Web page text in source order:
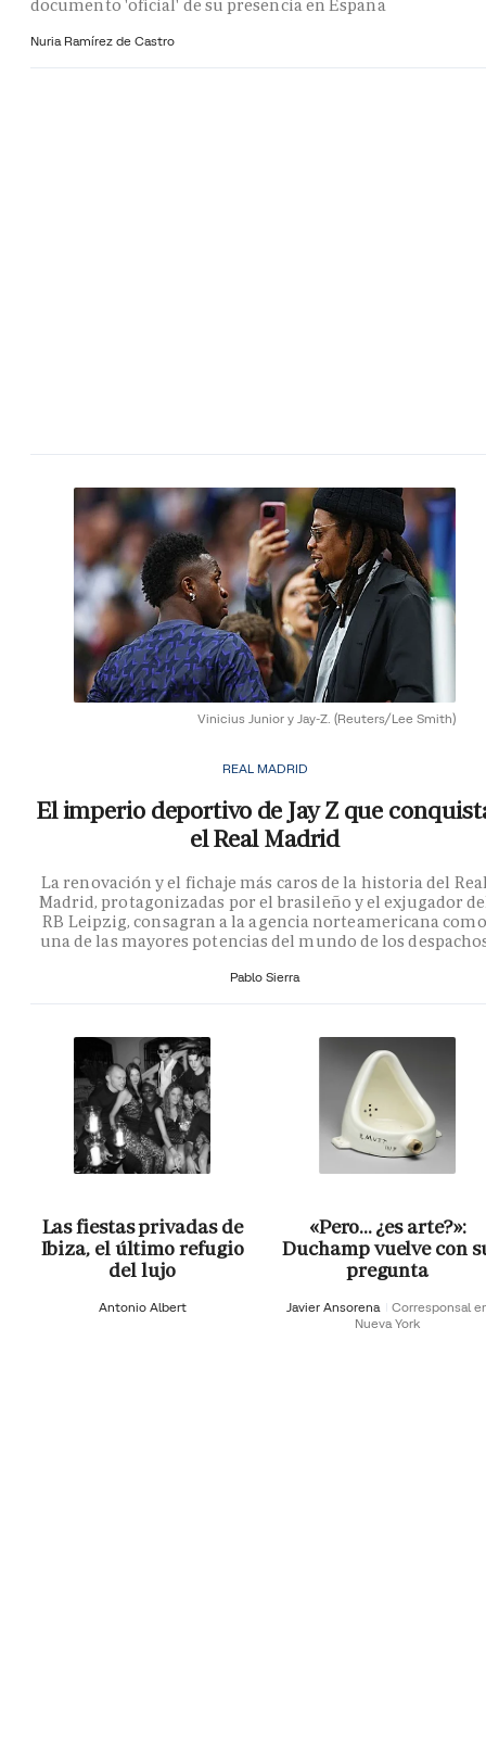
documento 'oficial' de su presencia en España
Nuria Ramírez de Castro
Vinicius Junior y Jay-Z. (Reuters/Lee Smith)
REAL MADRID
El imperio deportivo de Jay Z que
el Real Madrid
La renovación y el fichaje más caros de la historia del
Madrid, protagonizadas por el brasileño y el exjugador
RB Leipzig, consagran a la agencia norteamericana como
una de las mayores potencias del mundo de los
Pablo Sierra
Las fiestas privadas de
Ibiza, el último refugio
del lujo
Antonio Albert
«Pero… ¿es arte?»:
Duchamp vuelve con
pregunta
Javier Ansorena
Corresponsal
Nueva York